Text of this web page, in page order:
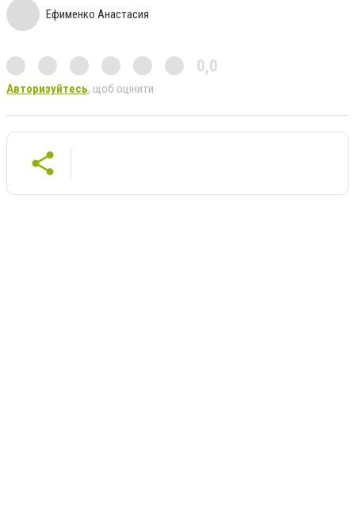
Ефименко Анастасия
0,0
Авторизуйтесь, щоб оцінити